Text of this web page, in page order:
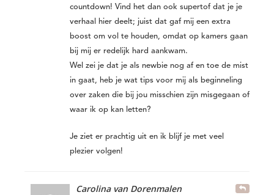
countdown! Vind het dan ook supertof dat je je
verhaal hier deelt; juist dat gaf mij een extra
boost om vol te houden, omdat op kamers gaan
bij mij er redelijk hard aankwam.
Wel zei je dat je als newbie nog af en toe de mist
in gaat, heb je wat tips voor mij als beginneling
over zaken die bij jou misschien zijn misgegaan of
waar ik op kan letten?
Je ziet er prachtig uit en ik blijf je met veel
plezier volgen!
Carolina van Dorenmalen